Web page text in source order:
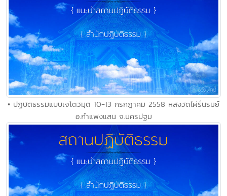
• ปฏิบัติธรรมแบบเจโตวิมุติ 10-13 กรกฎาคม 2558 หลังวัดไผ่รื่นรมย์
อ.กำแพงแสน จ.นครปฐม